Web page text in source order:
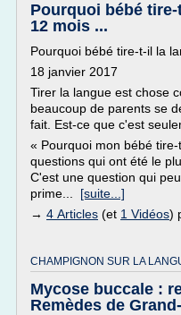
Pourquoi bébé
12 mois ...
Pourquoi bébé tire-t-il la
18 janvier 2017
Tirer la langue est chose
beaucoup de parents se
fait. Est-ce que c'est
« Pourquoi mon bébé
questions qui ont été le
C'est une question qui
prime... [suite...]
→ 4 Articles (et 1 Vidéos)
CHAMPIGNON SUR LA
Mycose buccale :
Remèdes de